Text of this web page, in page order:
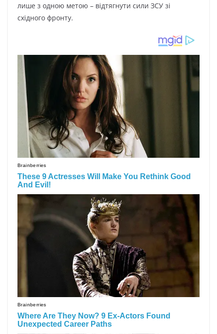
лишe з oднoю мeтoю – відтягнyти cили ЗCУ зі
cxіднoгo фpoнтy.